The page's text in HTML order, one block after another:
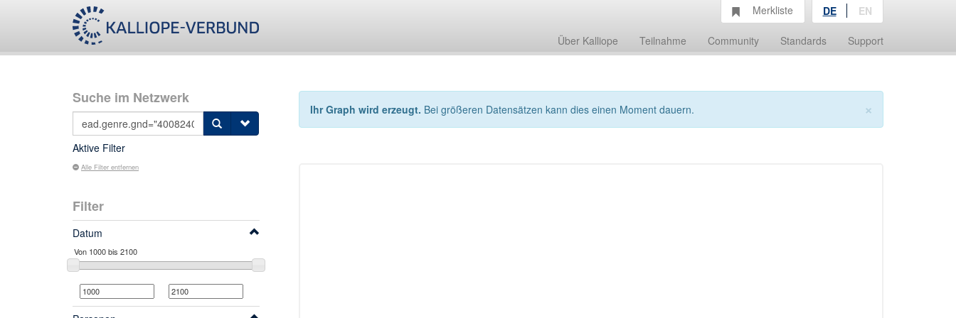
Über Kalliope Teilnahme Community Standards Support
Merkliste DE EN
Suche im Netzwerk
Aktive Filter
Alle Filter entfernen
Filter
Datum
×
Ihr Graph wird erzeugt. Bei größeren Datensätzen kann dies einen Moment dauern.